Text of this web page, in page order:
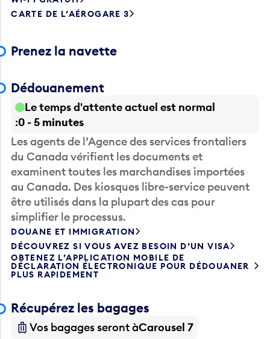
CARTE DE L’AÉROGARE 3
Prenez la navette
Dédouanement
Le temps d'attente actuel est normal
0 - 5 minutes
Les agents de l’Agence des services frontaliers
du Canada vérifient les documents et
examinent toutes les marchandises importées
au Canada. Des kiosques libre-service peuvent
être utilisés dans la plupart des cas pour
simplifier le processus.
DOUANE ET IMMIGRATION
DÉCOUVREZ SI VOUS AVEZ BESOIN D’UN VISA
OBTENEZ L’APPLICATION MOBILE DE
DÉCLARATION ÉLECTRONIQUE POUR DÉDOUANER
PLUS RAPIDEMENT
Récupérez les bagages
Vos bagages seront àCarousel 7